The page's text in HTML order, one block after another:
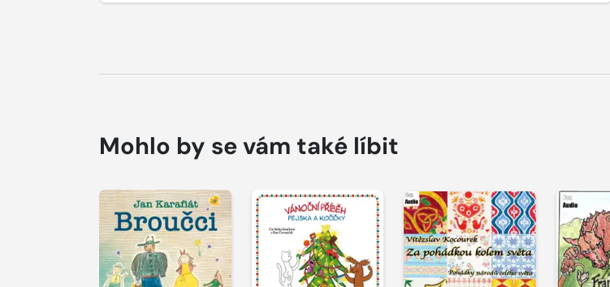
Mohlo by se vám také líbit
Přehrát
ukázku
Přehrát
ukázku
Přehrát
ukázku
Přehrát
ukázku